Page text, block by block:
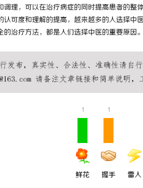
调理，可以在治疗病症的同时提高患者的整
认可度和理解的提高，越来越多的人选择
的治疗方法，都是人们选择中医的重要原因
1
鲜花
1
握手 雷人
武汉配眼镜 上海配眼镜